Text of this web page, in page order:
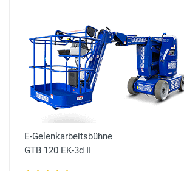
E-Gelenkarbeitsbühne
GTB 120 EK-3d II